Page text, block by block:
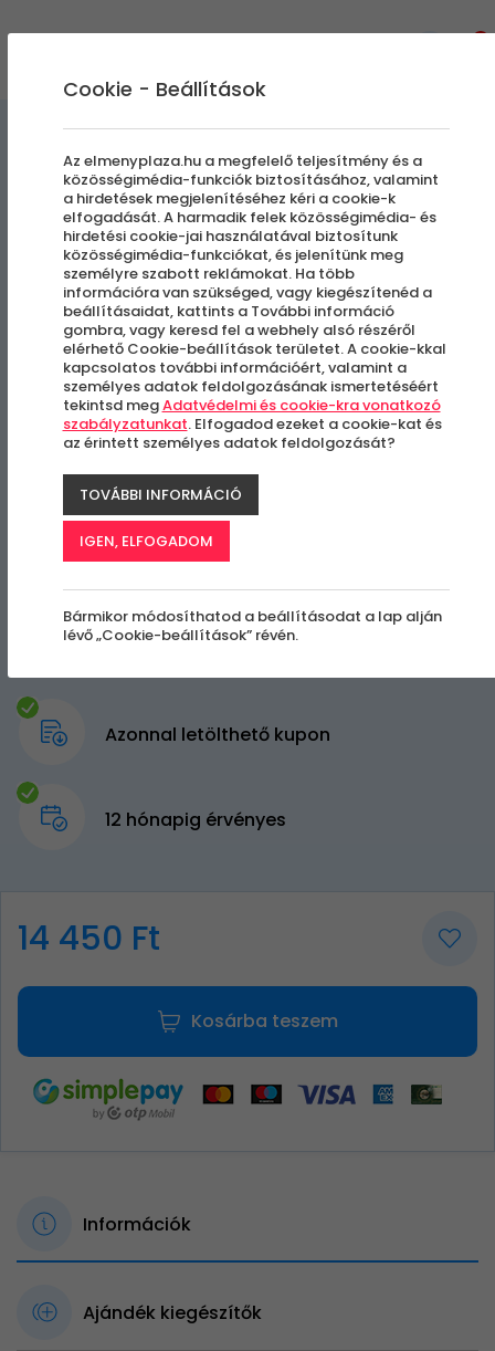
Hófánkozás Ranger
Safarival Gyerekeknek
Mátrafüred
Azonnal letölthető kupon
12 hónapig érvényes
14 450 Ft
Kosárba teszem
Információk
Ajándék kiegészítők
Cookie - Beállítások
Az elmenyplaza.hu a megfelelő teljesítmény és a
közösségimédia-funkciók biztosításához, valamint
a hirdetések megjelenítéséhez kéri a cookie-k
elfogadását. A harmadik felek közösségimédia- és
hirdetési cookie-jai használatával biztosítunk
közösségimédia-funkciókat, és jelenítünk meg
személyre szabott reklámokat. Ha több
információra van szükséged, vagy kiegészítenéd a
beállításaidat, kattints a További információ
gombra, vagy keresd fel a webhely alsó részéről
elérhető Cookie-beállítások területet. A cookie-kkal
kapcsolatos további információért, valamint a
személyes adatok feldolgozásának ismertetéséért
tekintsd megAdatvédelmi és cookie-kra vonatkozó
szabályzatunkat. Elfogadod ezeket a cookie-kat és
az érintett személyes adatok feldolgozását?
TOVÁBBI INFORMÁCIÓ
IGEN, ELFOGADOM
Bármikor módosíthatod a beállításodat a lap alján
lévő „Cookie-beállítások” révén.